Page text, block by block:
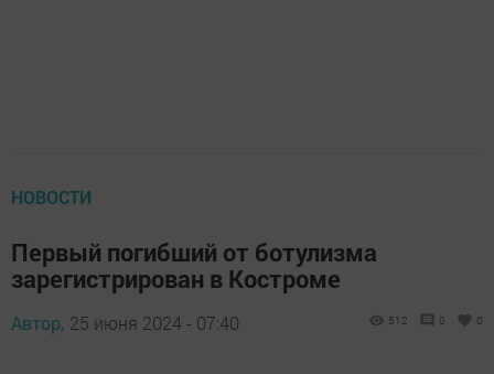
НОВОСТИ
Первый погибший от ботулизма
зарегистрирован в Костроме
Автор, 25 июня 2024 - 07:40 512 0 0